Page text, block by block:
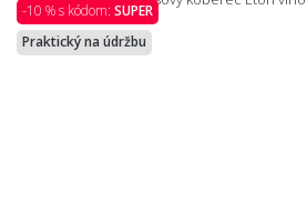
-10 % s kódom: SUPER
Praktický na údržbu